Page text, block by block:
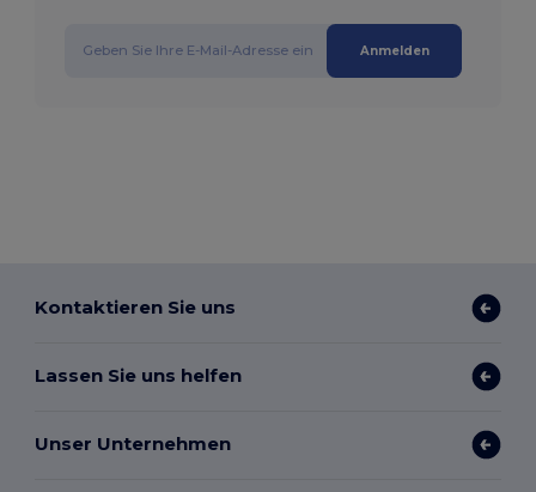
Anmelden
Kontaktieren Sie uns
Lassen Sie uns helfen
Unser Unternehmen